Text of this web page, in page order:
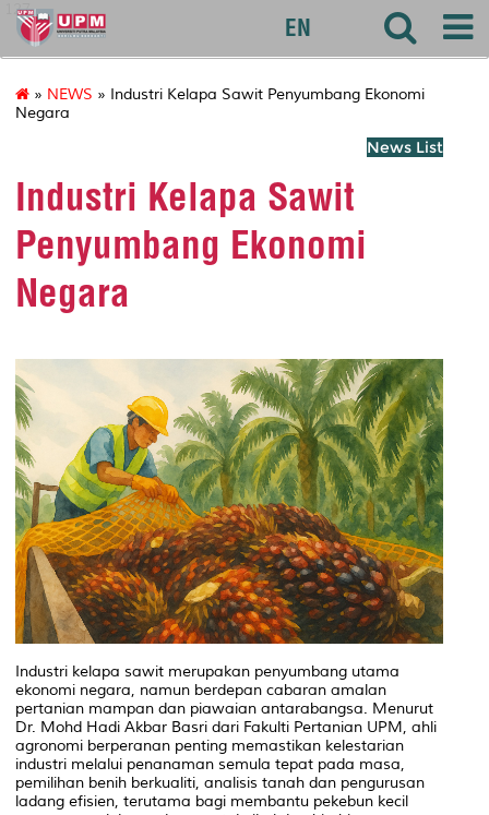
127
EN
» NEWS » Industri Kelapa Sawit Penyumbang Ekonomi
Negara
News List
Industri Kelapa Sawit
Penyumbang Ekonomi
Negara
Industri kelapa sawit merupakan penyumbang utama
ekonomi negara, namun berdepan cabaran amalan
pertanian mampan dan piawaian antarabangsa. Menurut
Dr. Mohd Hadi Akbar Basri dari Fakulti Pertanian UPM, ahli
agronomi berperanan penting memastikan kelestarian
industri melalui penanaman semula tepat pada masa,
pemilihan benih berkualiti, analisis tanah dan pengurusan
ladang efisien, terutama bagi membantu pekebun kecil